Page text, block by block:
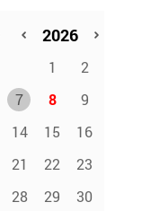
1
2
7 8
9
14 15
16
21 22
23
28 29 30